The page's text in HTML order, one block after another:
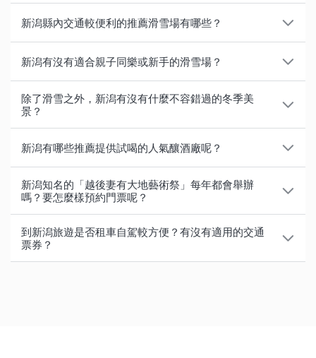
新潟第一的能量景點「彌彥神社」及可漫步於街道的城
下町「高田」也是經典的景點。
若想了解當地飲食文化，則推薦到新潟仙貝王國參觀及
酒藏巡禮。
・新潟的人氣溫泉區、景點、伴手禮介紹
城址公園」。此外，在被選為「新潟景勝百選」的妙高
松峰，還有機會欣賞到櫻花配上殘雪的美景，一次體驗
春天與冬天的雙重魅力。新潟因南北狹長，櫻花盛開的
時期不僅分為平原及高山區，隨著區域也各有不同，建
議在前往賞櫻前，事先確認各地最佳賞花期。
之外，還有將使用布海苔製成的蕎麥麵放在「片木盒」
上，一口一口分裝好的「片木盒蕎麥麵」，及以蔬菜燉
煮而成的「Noppe」等鄉土料理。
另外也有炸半雞、醬汁豬排丼、以及新潟5大拉麵等當
地特有美食。若喜歡甜食，新潟名產「越後姬」草莓、
「八幡白鳳」桃子，和夢幻西洋梨「Le Lectier」等，
也都是推薦必嚐的美味水果。
禮，建議可到新潟站、越後湯澤站，以及長岡站都有的
新潟名產的知名店家「Ponshu館」之外，還有日本必
逛的百元商店、藥妝店及餐廳等，眾多商家進駐其中。
而從新潟站步行約8分鐘可到達商場「LoveLa 萬代」及
「LoveLa 2」，從新潟站搭乘巴士約15分鐘，還能抵達
魅力十足的購物中心「永旺夢樂城新潟南」。此外，位
於新潟縣立近代美術館附近的「Riverside Senshu」雖
僅有兩層樓，但也有超過百間的店面進駐於其中，購物
十分方便。
新潟縣內交通較便利的推薦滑雪場有哪些？
舉例來說，若從東京搭乘上越新幹線，最快75分鐘即可
鐘，或繼續搭乘新幹線至「GALA湯澤站」下車，就能
直接抵達GALA湯澤滑雪度假村，交通十分方便。
以下為越後湯澤區域中，交通便利的推薦滑雪場，並同
時附上從越後湯澤站出發所需的時間。
・湯澤高原滑雪場（步行約8分鐘，搭乘免費接駁巴士
約2分鐘）
・湯澤公園滑雪場（搭乘免費接駁巴士約10分鐘）
新潟有沒有適合親子同樂或新手的滑雪場？
從初學者及親子同樂的角度挑選滑雪場的話，建議考量
交通、雪道難易度、設施及課程的豐富程度。以下介紹
備受初學者及家庭喜愛的滑雪場及其部分特色。
・岩原滑雪場：在寬敞的滑雪場中設有許多初、中級雪
PARADISE」區域更設有能夠休息的室內空間。
・湯澤中里滑雪場：滑雪場中約有7成的初、中級雪
道，部分區域也針對不習慣乘坐吊椅的初學者設置雪上
自動步道，整體設施完備。在「KIDS PARK」中還可
以乘坐雪盆及雪地滑雪胎，享受玩雪樂趣。
除了滑雪之外，新潟有沒有什麼不容錯過的冬季美
景？
的天燈照亮並佈滿整個冬夜的天空，景象十分夢幻。
位於佐渡島的「北澤浮游選礦場遺址」，因整體被植物
所覆蓋，彷彿就像是回歸自然的電影場景，由於會定期
運氣不錯，說不定還能看到北澤浮游選礦場遺址積雪的
稀有景象。
新潟有哪些推薦提供試喝的人氣釀酒廠呢？
以日本酒聞名的新潟縣約有將近90間的釀酒廠，其中約
半數開放參觀，許多釀酒廠皆有提供參觀後的試飲。以
下介紹2間開放免費參觀與試喝的酒藏進行介紹。
＜石塚酒造＞
位於柏崎市山區高柳町的「石塚酒造」，除了有試飲以
新潟知名的「越後妻有大地藝術祭」每年都會舉辦
嗎？要怎麼樣預約門票呢？
世界最大型的國際藝術祭──「越後妻有大地藝術
祭」，於越後妻有的十日町、川西、中里、松代、松之
山、津南等6個區域舉辦。這個藝術祭並非每年都會舉
到新潟旅遊是否租車自駕較方便？有沒有適用的交通
票券？